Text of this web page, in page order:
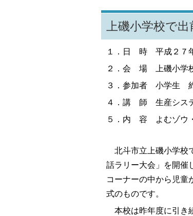
上磯小学校で
１．日 時 平成２７年
２．会 場 上磯小学
３．参加者 小学生
４．講 師 生産シス
５．内 容 よむゾウ
北斗市立上磯小学校
話ラリー大会」を開催
コーナーの中から児童
式のものです。
本校は昨年度に引き